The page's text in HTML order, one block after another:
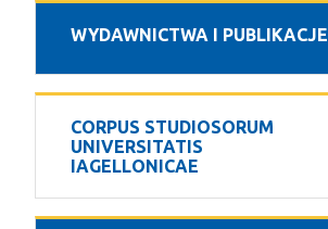
WYDAWNICTWA I PUBLIKACJE
CORPUS STUDIOSORUM
UNIVERSITATIS
IAGELLONICAE